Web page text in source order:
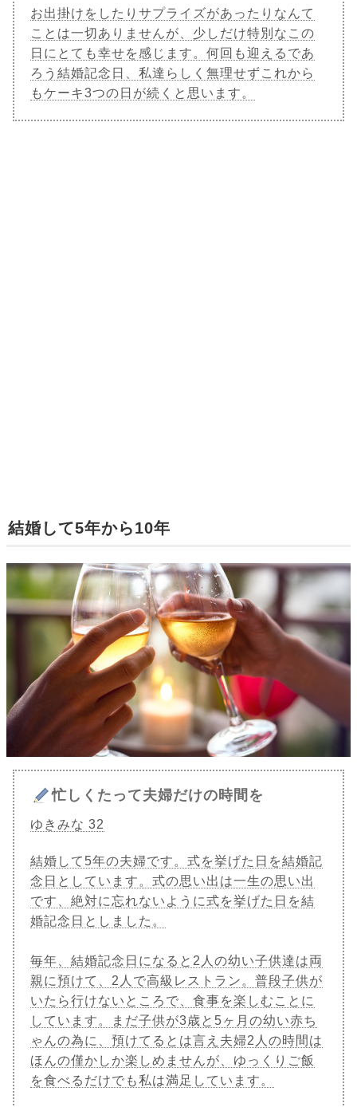
お出掛けをしたりサプライズがあったりなんて
ことは一切ありませんが、少しだけ特別なこの
日にとても幸せを感じます。何回も迎えるであ
ろう結婚記念日、私達らしく無理せずこれから
もケーキ3つの日が続くと思います。
結婚して5年から10年
忙しくたって夫婦だけの時間を
ゆきみな 32
結婚して5年の夫婦です。式を挙げた日を結婚記
念日としています。式の思い出は一生の思い出
です、絶対に忘れないように式を挙げた日を結
婚記念日としました。
毎年、結婚記念日になると2人の幼い子供達は両
親に預けて、2人で高級レストラン。普段子供が
いたら行けないところで、食事を楽しむことに
しています。まだ子供が3歳と5ヶ月の幼い赤ち
ゃんの為に、預けてるとは言え夫婦2人の時間は
ほんの僅かしか楽しめませんが、ゆっくりご飯
を食べるだけでも私は満足しています。